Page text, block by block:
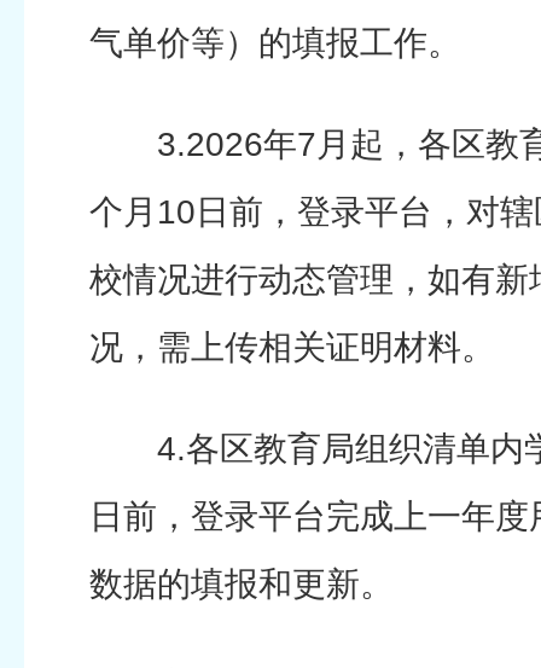
气单价等）的填报工作。
3.2026年7月起，各区教
个月10日前，登录平台，对
校情况进行动态管理，如有
况，需上传相关证明材料。
4.各区教育局组织清单内
日前，登录平台完成上一年
数据的填报和更新。